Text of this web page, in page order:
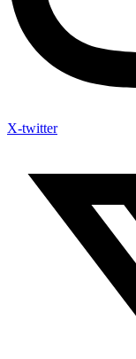
X-twitter